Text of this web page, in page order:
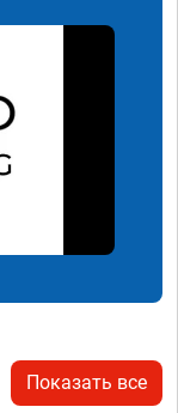
Показать все